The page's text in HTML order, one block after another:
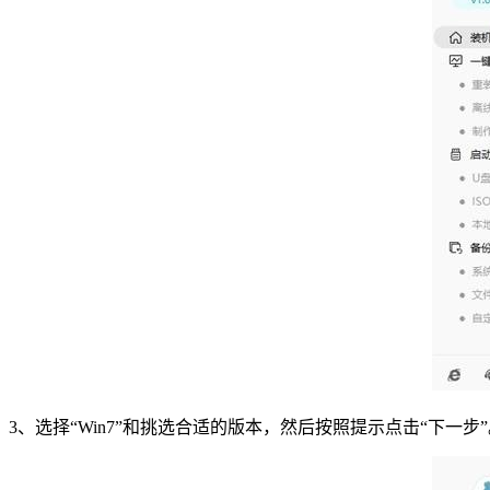
3、选择“Win7”和挑选合适的版本，然后按照提示点击“下一步”